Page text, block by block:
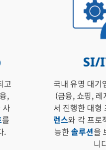
고
,
사
를
.
SI/
국내 유명 대기
(금융, 쇼핑,
서 진행한 대
런스와 각 프로
능한솔루션을
니